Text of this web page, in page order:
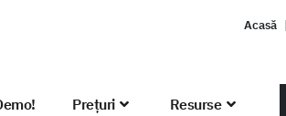
Acasă
Prețuri Resurse